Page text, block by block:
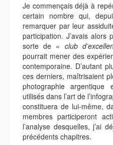
Je commençais déjà à
certain nombre qui,
remarquer par leur
participation. J’avais
sorte de « club
pourrait mener des
contemporaine. D’autant
ces derniers, maîtrisaient
photographie
utilisés dans l’art de
constituera de lui-même,
membres participeront
l’analyse desquelles, j’ai
précédents chapitres.